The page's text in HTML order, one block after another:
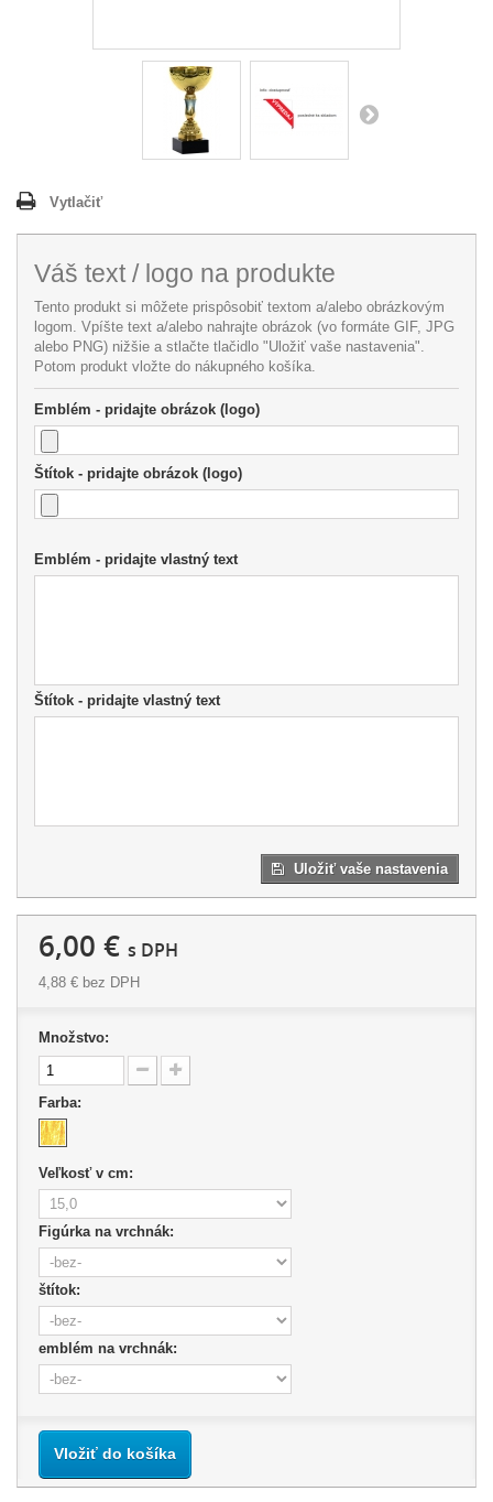
Vytlačiť
Váš text / logo na produkte
Tento produkt si môžete prispôsobiť textom a/alebo obrázkovým
logom. Vpíšte text a/alebo nahrajte obrázok (vo formáte GIF, JPG
alebo PNG) nižšie a stlačte tlačidlo "Uložiť vaše nastavenia".
Potom produkt vložte do nákupného košíka.
Emblém - pridajte obrázok (logo)
Štítok - pridajte obrázok (logo)
Emblém - pridajte vlastný text
Štítok - pridajte vlastný text
Uložiť vaše nastavenia
6,00 € s DPH
4,88 € bez DPH
Množstvo:
Farba:
Veľkosť v cm:
Figúrka na vrchnák:
štítok:
emblém na vrchnák:
Vložiť do košíka